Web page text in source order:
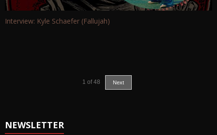
Interview: Kyle Schaefer (Fallujah)
1 of 48 Next
NEWSLETTER